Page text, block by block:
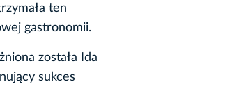
ten
gastronomii.
została Ida
sukces